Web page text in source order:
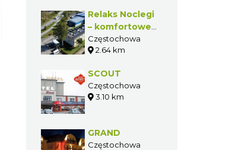
Relaks Noclegi
– komfortowe
pokoje
pracownicze w
Częstochowa
2.64 km
SCOUT
Częstochowa
3.10 km
GRAND
Częstochowa